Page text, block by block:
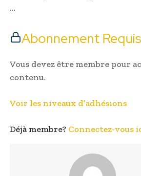
…
Abonnement Requis
Vous devez être membre pour
contenu.
Voir les niveaux d’adhésions
Déjà membre? Connectez-vous